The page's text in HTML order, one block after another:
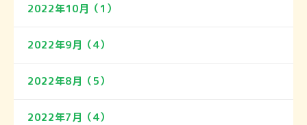
2022年10月（1）
2022年9月（4）
2022年8月（5）
2022年7月（4）